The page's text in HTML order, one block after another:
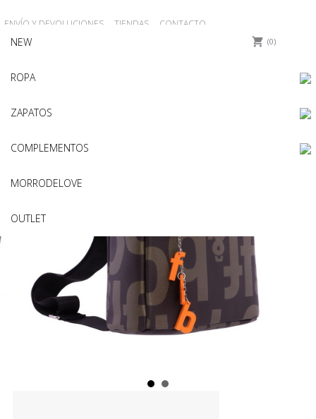
0
ENVÍO Y DEVOLUCIONES TIENDAS CONTACTO
NEW
ROPA
ZAPATOS
COMPLEMENTOS
MORRODELOVE
OUTLET